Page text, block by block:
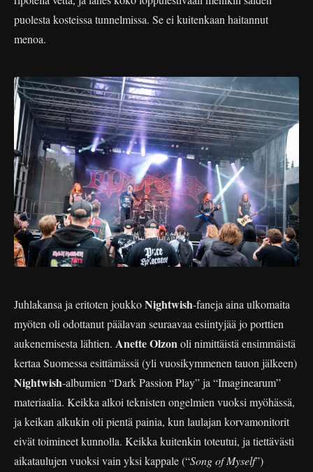
puolesta kosteissa tunnelmissa. Se ei kuitenkaan haitannut
menoa.
Juhlakansa ja eritoten joukkoNightwish-faneja aina ulkomaita
myöten oli odottanut päälavan seuraavaa esiintyjää jo porttien
aukenemisesta lähtien. Anette Olzonoli nimittäistä ensimmäistä
kertaa Suomessa esittämässä (yli vuosikymmenen tauon jälkeen)
Nightwish-albumien “Dark Passion Play” ja “Imaginearum”
materiaalia. Keikka alkoi teknisten ongelmien vuoksi myöhässä,
ja keikan alkukin oli pientä painia, kun laulajan korvamonitorit
eivät toimineet kunnolla. Keikka kuitenkin toteutui, ja tiettävästi
aikataulujen vuoksi vain yksi kappale (“Song of Myself”)